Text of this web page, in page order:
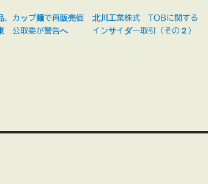
、カップ麺で再販売価
公取委が警告へ
北川工業株式 TOBに関する
インサイダー取引（その２）